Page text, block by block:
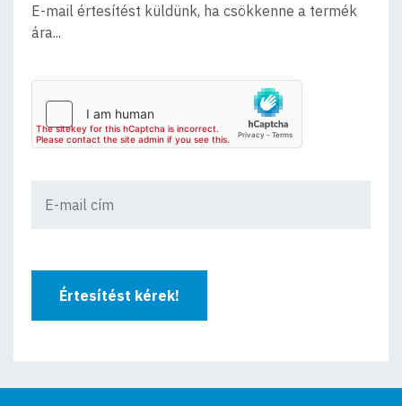
E-mail értesítést küldünk, ha csökkenne a termék
ára...
Értesítést kérek!